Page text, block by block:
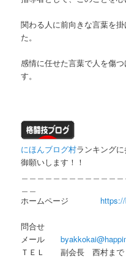
関わる人に前向きな言葉を
た。
感情に任せた言葉で人を傷
す。
にほんブログ村ランキング
御願いします！！
ホームページ
問合せ
メール
ＴＥＬ 副会長 西村まで